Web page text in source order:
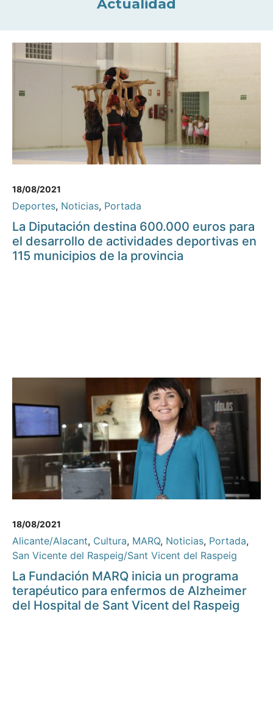
Actualidad
18/08/2021
Deportes, Noticias, Portada
La Diputación destina 600.000 euros para
el desarrollo de actividades deportivas en
115 municipios de la provincia
18/08/2021
Alicante/Alacant, Cultura, MARQ, Noticias, Portada,
San Vicente del Raspeig/Sant Vicent del Raspeig
La Fundación MARQ inicia un programa
terapéutico para enfermos de Alzheimer
del Hospital de Sant Vicent del Raspeig